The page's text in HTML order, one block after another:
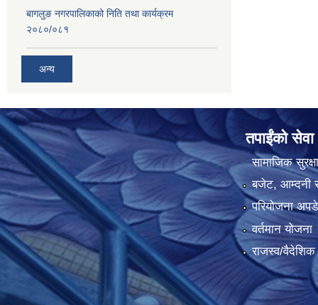
बागलुङ नगरपालिकाको निति तथा कार्यक्रम
२०८०/०८१
अन्य
तपाईंको सेवा
सामाजिक सुरक्षा
बजेट, आम्दनी
परियोजना
वर्तमान योजना
राजस्व/वैदेशिक